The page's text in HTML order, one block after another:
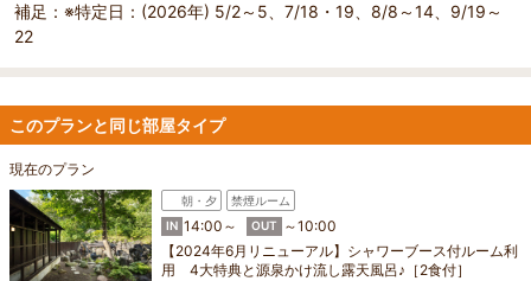
補足：※特定日：(2026年) 5/2～5、7/18・19、8/8～14、9/19～
22
このプランと同じ部屋タイプ
現在のプラン
朝・夕
禁煙ルーム
IN 14:00～ OUT
～10:00
【2024年6月リニューアル】シャワーブース付ルーム利
用 4大特典と源泉かけ流し露天風呂♪［2食付］